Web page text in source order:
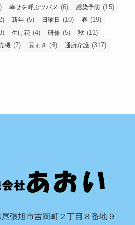
幸せを呼ぶツバメ (6) 感染予防 (15)
新年 (5) 日曜日 (10) 春 (19)
生け花 (4) 研修 (5) 秋 (11)
機 (7) 豆まき (4) 通所介護 (317)
張旭市吉岡町２丁目８番地９